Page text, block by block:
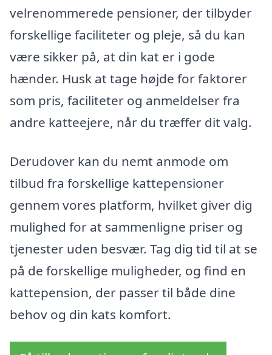
velrenommerede pensioner, der tilbyder
forskellige faciliteter og pleje, så du kan
være sikker på, at din kat er i gode
hænder. Husk at tage højde for faktorer
som pris, faciliteter og anmeldelser fra
andre katteejere, når du træffer dit valg.
Derudover kan du nemt anmode om
tilbud fra forskellige kattepensioner
gennem vores platform, hvilket giver dig
mulighed for at sammenligne priser og
tjenester uden besvær. Tag dig tid til at se
på de forskellige muligheder, og find en
kattepension, der passer til både dine
behov og din kats komfort.